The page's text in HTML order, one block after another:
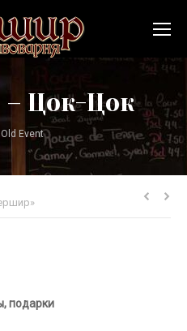
– Цок-Цок
Old Event
подарки